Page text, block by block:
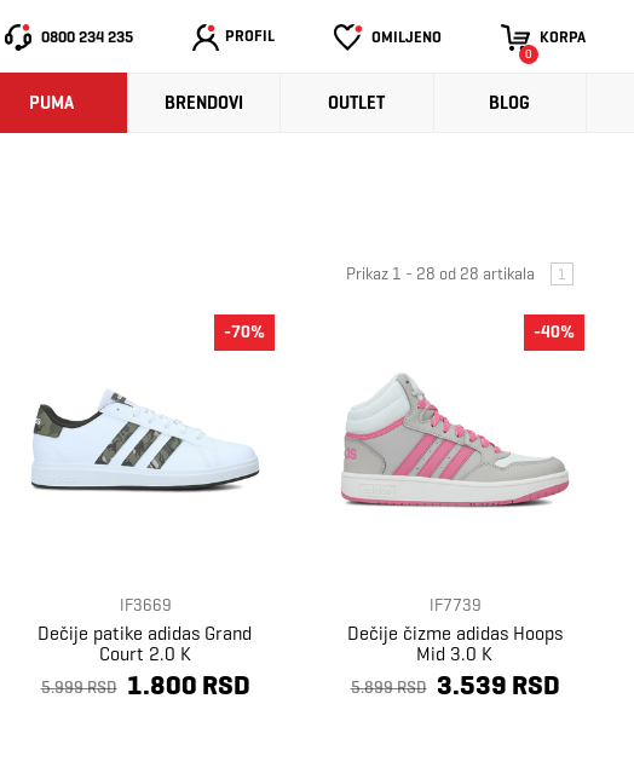
0800 234 235 PROFIL OMILJENO KORPA
0
PUMA BRENDOVI OUTLET BLOG
Prikaz 1 - 28 od 28 artikala 1
IF3669
Dečije patike adidas Grand
Court 2.0 K
5.999 RSD 1.800 RSD
-70%
IF7739
Dečije čizme adidas Hoops
Mid 3.0 K
5.899 RSD 3.539 RSD
-40%